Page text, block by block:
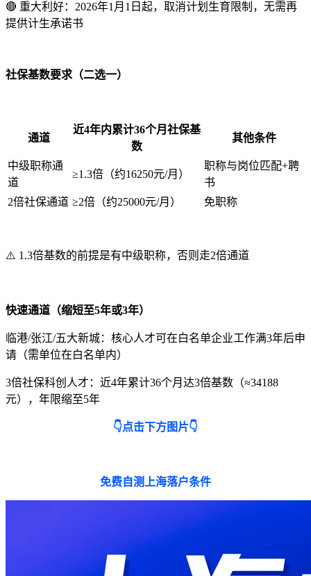
🔴 重大利好：2026年1月1日起，取消计划生育限制，无需再
提供计生承诺书
社保基数要求（二选一）
通道
近4年内累计36个月社保基
数
其他条件
中级职称通
道
≥1.3倍（约16250元/月）
职称与岗位匹配+聘
书
2倍社保通道 ≥2倍（约25000元/月） 免职称
⚠️ 1.3倍基数的前提是有中级职称，否则走2倍通道
快速通道（缩短至5年或3年）
临港/张江/五大新城：核心人才可在白名单企业工作满3年后申
请（需单位在白名单内）
3倍社保科创人才：近4年累计36个月达3倍基数（≈34188
元），年限缩至5年
👇点击下方图片👇
免费自测上海落户条件